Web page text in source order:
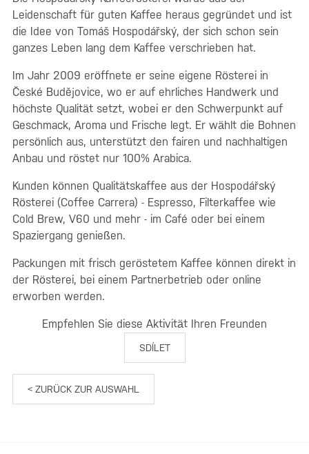
Leidenschaft für guten Kaffee heraus gegründet und ist
die Idee von Tomáš Hospodářský, der sich schon sein
ganzes Leben lang dem Kaffee verschrieben hat.
Im Jahr 2009 eröffnete er seine eigene Rösterei in
České Budějovice, wo er auf ehrliches Handwerk und
höchste Qualität setzt, wobei er den Schwerpunkt auf
Geschmack, Aroma und Frische legt. Er wählt die Bohnen
persönlich aus, unterstützt den fairen und nachhaltigen
Anbau und röstet nur 100% Arabica.
Kunden können Qualitätskaffee aus der Hospodářský
Rösterei (Coffee Carrera) - Espresso, Filterkaffee wie
Cold Brew, V60 und mehr - im Café oder bei einem
Spaziergang genießen.
Packungen mit frisch geröstetem Kaffee können direkt in
der Rösterei, bei einem Partnerbetrieb oder online
erworben werden.
Empfehlen Sie diese Aktivität Ihren Freunden
SDÍLET
< ZURÜCK ZUR AUSWAHL